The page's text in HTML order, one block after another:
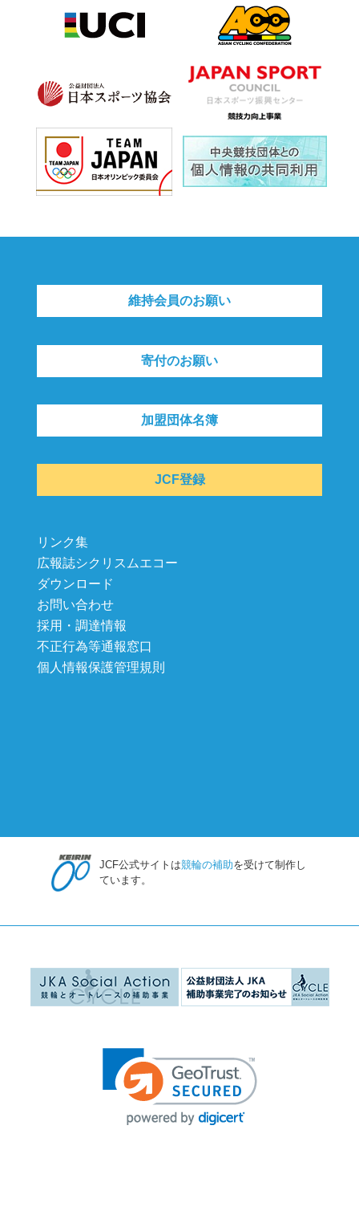
維持会員のお願い
寄付のお願い
加盟団体名簿
JCF登録
リンク集
広報誌シクリスムエコー
ダウンロード
お問い合わせ
採用・調達情報
不正行為等通報窓口
個人情報保護管理規則
JCF公式サイトは競輪の補助を受けて制作し
ています。